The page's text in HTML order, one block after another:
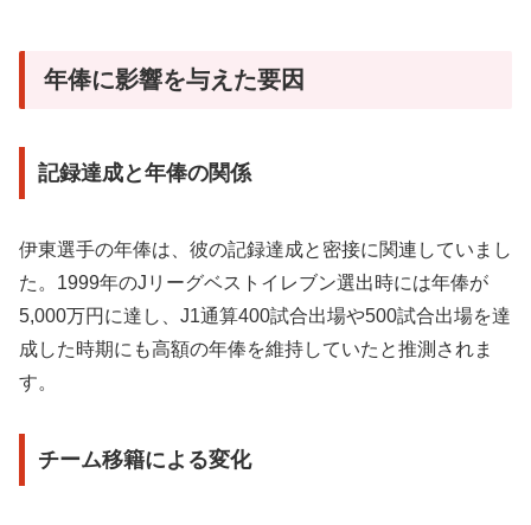
年俸に影響を与えた要因
記録達成と年俸の関係
伊東選手の年俸は、彼の記録達成と密接に関連していまし
た。1999年のJリーグベストイレブン選出時には年俸が
5,000万円に達し、J1通算400試合出場や500試合出場を達
成した時期にも高額の年俸を維持していたと推測されま
す。
チーム移籍による変化